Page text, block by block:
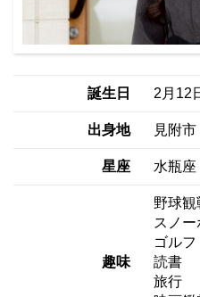
誕生日 2月12
出身地 見附市
星座 水瓶座
趣味
野球観
スノー
ゴルフ
読書
旅行